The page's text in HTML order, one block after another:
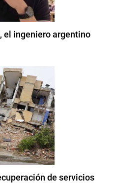
el ingeniero argentino
de servicios